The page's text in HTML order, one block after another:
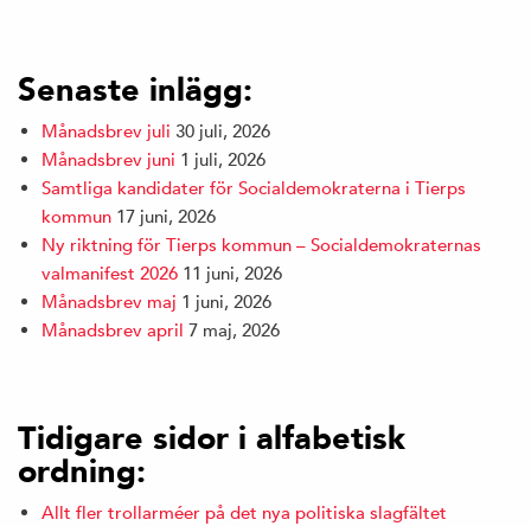
Senaste inlägg:
Månadsbrev juli 30 juli, 2026
Månadsbrev juni 1 juli, 2026
Samtliga kandidater för Socialdemokraterna i Tierps
kommun 17 juni, 2026
Ny riktning för Tierps kommun – Socialdemokraternas
valmanifest 2026 11 juni, 2026
Månadsbrev maj 1 juni, 2026
Månadsbrev april 7 maj, 2026
Tidigare sidor i alfabetisk
ordning:
Allt fler trollarméer på det nya politiska slagfältet